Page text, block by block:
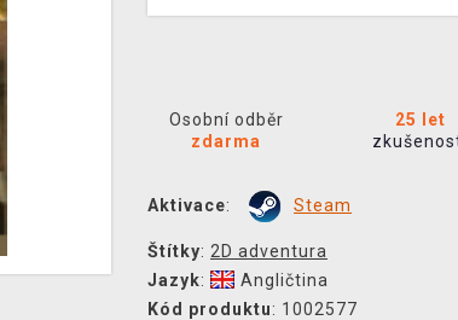
Osobní odběr
zdarma
25 let
Aktivace: Steam
Štítky: 2D adventura
Jazyk:
Angličtina
Kód produktu: 1002577